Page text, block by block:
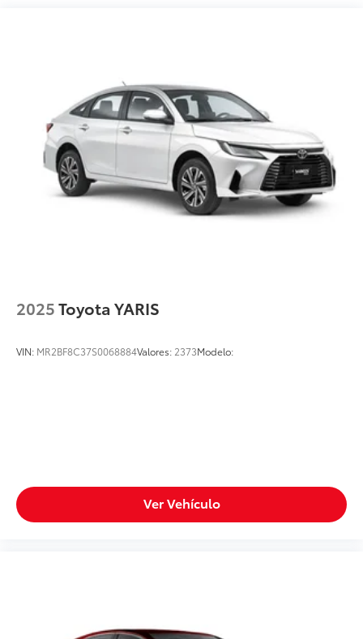
2025Toyota YARIS
VIN: MR2BF8C37S0068884Valores: 2373Modelo:
Ver Vehículo